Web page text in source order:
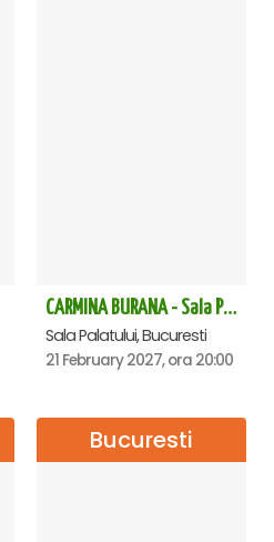
CARMINA BURANA - Sala Palatului
Sala Palatului, Bucuresti
21 February 2027, ora 20:00
Bucuresti